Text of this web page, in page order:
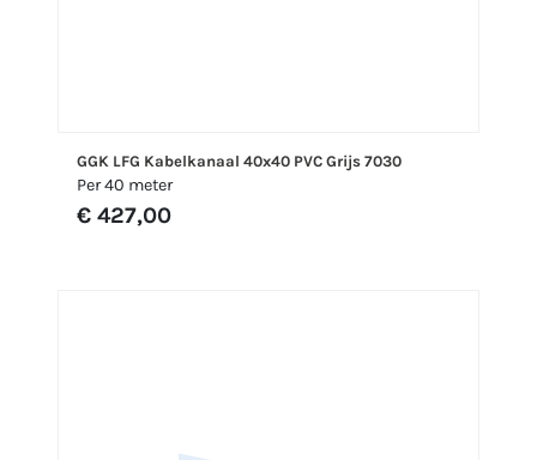
GGK LFG Kabelkanaal 40x40 PVC Grijs 7030
Per 40 meter
€ 427,00